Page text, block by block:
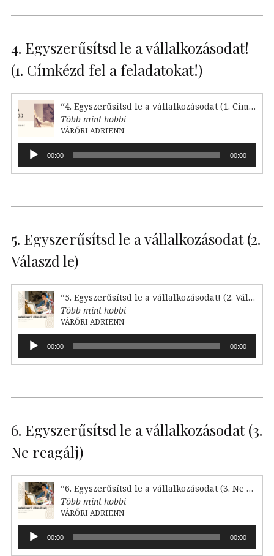
4. Egyszerűsítsd le a vállalkozásodat!
(1. Címkézd fel a feladatokat!)
“4. Egyszerűsítsd le a vállalkozásodat (1. Címkézd fel!)”
Több mint hobbi
VÁRŐRI ADRIENN
Audió
lejátszó00:00 00:00
5. Egyszerűsítsd le a vállalkozásodat (2.
Válaszd le)
“5. Egyszerűsítsd le a vállalkozásodat! (2. Válaszd le)”
Több mint hobbi
VÁRŐRI ADRIENN
Audió
lejátszó00:00 00:00
6. Egyszerűsítsd le a vállalkozásodat (3.
Ne reagálj)
“6. Egyszerűsítsd le a vállalkozásodat (3. Ne reagálj)”
Több mint hobbi
VÁRŐRI ADRIENN
Audió
lejátszó00:00 00:00